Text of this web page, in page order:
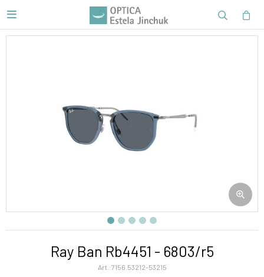

Ray Ban Rb4451 - 6803/r5
7156.53212-53215